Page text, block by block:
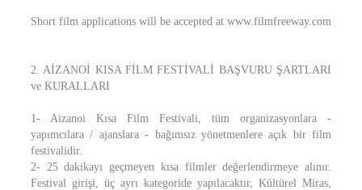
Short film applications will be accepted at www.filmfreeway.com
2. AİZANOİ KISA FİLM FESTİVALİ BAŞVURU ŞARTLARI
ve KURALLARI
1- Aizanoi Kısa Film Festivali, tüm organizasyonlara -
yapımcılara / ajanslara - bağımsız yönetmenlere açık bir film
festivalidir.
2- 25 dakikayı geçmeyen kısa filmler değerlendirmeye alınır.
Festival girişi, üç ayrı kategoride yapılacaktır, Kültürel Miras,